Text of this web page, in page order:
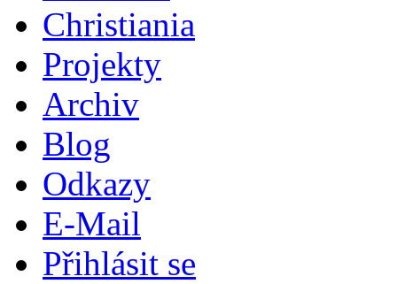
Christiania
Projekty
Archiv
Blog
Odkazy
E-Mail
Přihlásit se